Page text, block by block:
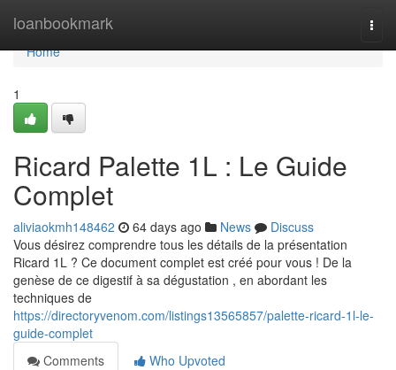
loanbookmark
Home
Home
1
Ricard Palette 1L : Le Guide
Complet
aliviaokmh148462 64 days ago News
Discuss
Vous désirez comprendre tous les détails de la présentation
Ricard 1L ? Ce document complet est créé pour vous ! De la
genèse de ce digestif à sa dégustation , en abordant les
techniques de
https://directoryvenom.com/listings13565857/palette-ricard-1l-le-
guide-complet
Comments
Who Upvoted